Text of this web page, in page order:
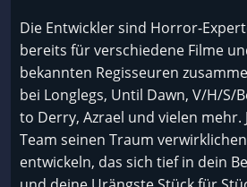
Die Entwickler sind Horror-
bereits für verschiedene Filme
bekannten Regisseuren
bei Longlegs, Until Dawn, V/H/S/
to Derry, Azrael und vielen mehr.
Team seinen Traum
entwickeln, das sich tief in dein